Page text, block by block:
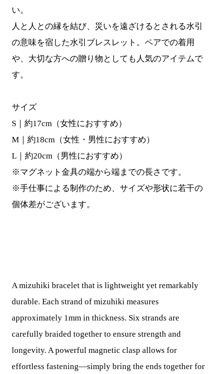
い。
人と人との縁を結び、災いを遠ざけるとされる水引
の意味を宿した水引ブレスレット。ペアでの着用
や、大切な方への贈り物としても人気のアイテムで
す。
サイズ
S｜約17cm（女性におすすめ）
M｜約18cm（女性・男性におすすめ）
L｜約20cm（男性におすすめ）
※マグネット金具の端から端までの長さです。
※手仕事による制作のため、サイズや形状に若干の
個体差がございます。
A mizuhiki bracelet that is lightweight yet remarkably
durable. Each strand of mizuhiki measures
approximately 1mm in thickness. Six strands are
carefully braided together to ensure strength and
longevity. A powerful magnetic clasp allows for
effortless fastening—simply bring the ends together for